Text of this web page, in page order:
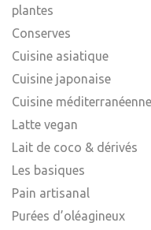
plantes
Conserves
Cuisine asiatique
Cuisine japonaise
Cuisine méditerranéenne
Latte vegan
Lait de coco & dérivés
Les basiques
Pain artisanal
Purées d’oléagineux